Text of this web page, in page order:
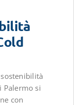
si
con